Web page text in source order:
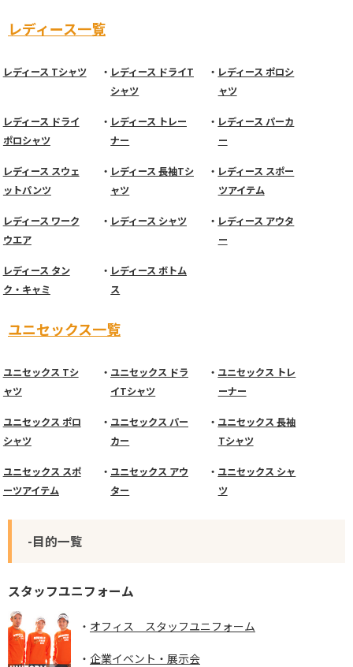
レディース一覧
レディース Tシャツ
レディース ドライT
シャツ
レディース ポロシ
ャツ
レディース ドライ
ポロシャツ
レディース トレー
ナー
レディース パーカ
ー
レディース スウェ
ットパンツ
レディース 長袖Tシ
ャツ
レディース スポー
ツアイテム
レディース ワーク
ウエア
レディース シャツ
レディース アウタ
ー
レディース タン
ク・キャミ
レディース ボトム
ス
ユニセックス一覧
ユニセックス Tシ
ャツ
ユニセックス ドラ
イTシャツ
ユニセックス トレ
ーナー
ユニセックス ポロ
シャツ
ユニセックス パー
カー
ユニセックス 長袖
Tシャツ
ユニセックス スポ
ーツアイテム
ユニセックス アウ
ター
ユニセックス シャ
ツ
-目的一覧
スタッフユニフォーム
オフィス スタッフユニフォーム
企業イベント・展示会